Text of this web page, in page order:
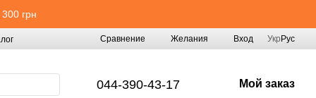
грн
Сравнение Желания Вход УкрРус
044-390-43-17 Мой заказ